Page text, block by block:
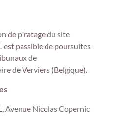
de piratage du site
est passible de poursuites
de
de Verviers (Belgique).
Avenue Nicolas Copernic